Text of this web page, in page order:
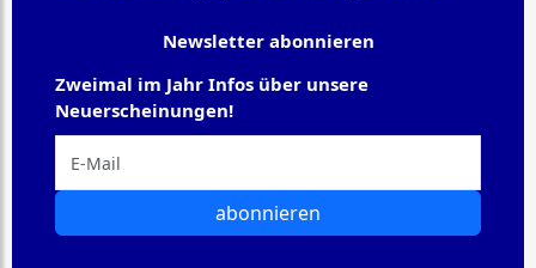
Newsletter abonnieren
Zweimal im Jahr Infos über unsere
Neuerscheinungen!
abonnieren